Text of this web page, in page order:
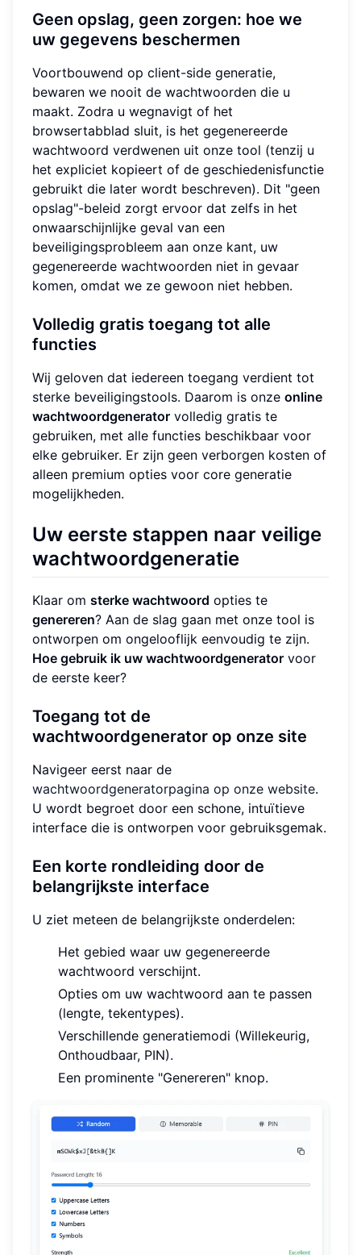
Geen opslag, geen zorgen: hoe we
uw gegevens beschermen
Voortbouwend op client-side generatie,
bewaren we nooit de wachtwoorden die u
maakt. Zodra u wegnavigt of het
browsertabblad sluit, is het gegenereerde
wachtwoord verdwenen uit onze tool (tenzij u
het expliciet kopieert of de geschiedenisfunctie
gebruikt die later wordt beschreven). Dit "geen
opslag"-beleid zorgt ervoor dat zelfs in het
onwaarschijnlijke geval van een
beveiligingsprobleem aan onze kant, uw
gegenereerde wachtwoorden niet in gevaar
komen, omdat we ze gewoon niet hebben.
Volledig gratis toegang tot alle
functies
Wij geloven dat iedereen toegang verdient tot
sterke beveiligingstools. Daarom is onze online
wachtwoordgenerator volledig gratis te
gebruiken, met alle functies beschikbaar voor
elke gebruiker. Er zijn geen verborgen kosten of
alleen premium opties voor core generatie
mogelijkheden.
Uw eerste stappen naar veilige
wachtwoordgeneratie
Klaar om sterke wachtwoord opties te
genereren? Aan de slag gaan met onze tool is
ontworpen om ongelooflijk eenvoudig te zijn.
Hoe gebruik ik uw wachtwoordgenerator voor
de eerste keer?
Toegang tot de
wachtwoordgenerator op onze site
Navigeer eerst naar de
wachtwoordgeneratorpagina op onze website.
U wordt begroet door een schone, intuïtieve
interface die is ontworpen voor gebruiksgemak.
Een korte rondleiding door de
belangrijkste interface
U ziet meteen de belangrijkste onderdelen:
Het gebied waar uw gegenereerde
wachtwoord verschijnt.
Opties om uw wachtwoord aan te passen
(lengte, tekentypes).
Verschillende generatiemodi (Willekeurig,
Onthoudbaar, PIN).
Een prominente "Genereren" knop.